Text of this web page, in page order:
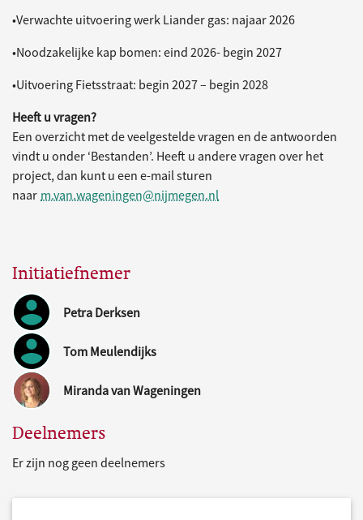
•Verwachte uitvoering werk Liander gas: najaar 2026
•Noodzakelijke kap bomen: eind 2026- begin 2027
•Uitvoering Fietsstraat: begin 2027 – begin 2028
Heeft u vragen?
Een overzicht met de veelgestelde vragen en de antwoorden
vindt u onder ‘Bestanden’. Heeft u andere vragen over het
project, dan kunt u een e-mail sturen
naar m.van.wageningen@nijmegen.nl
Initiatiefnemer
Petra Derksen
Tom Meulendijks
Miranda van Wageningen
Deelnemers
Er zijn nog geen deelnemers